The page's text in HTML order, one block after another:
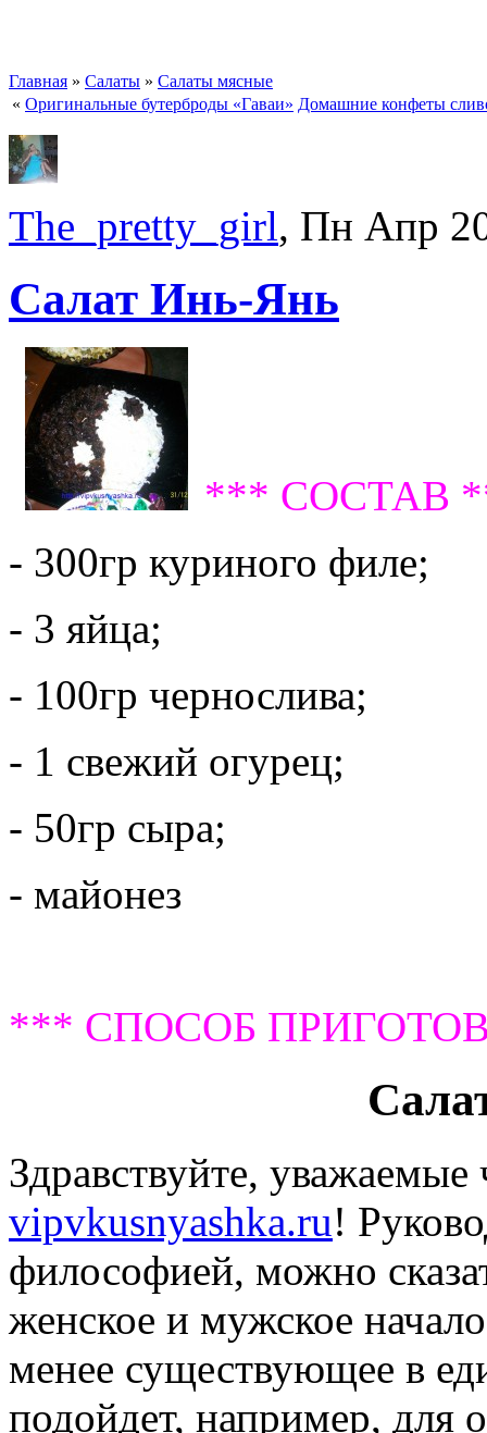
Главная » Салаты » Салаты мясные
« Оригинальные бутерброды «Гаваи» Домашние конфеты
The_pretty_girl, Пн Апр
Салат Инь-Янь
*** СОСТАВ
- 300гр куриного филе;
- 3 яйца;
- 100гр чернослива;
- 1 свежий огурец;
- 50гр сыра;
- майонез
*** СПОСОБ
Здравствуйте, уважаемые
vipvkusnyashka.ru!
философией, можно
женское и мужское
менее существующее в
подойдет, например, для